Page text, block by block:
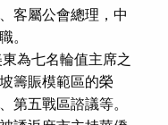
客屬公會總理，中
。
為七名輪值主席之
籌賑模範區的榮
第五戰區諮議等。